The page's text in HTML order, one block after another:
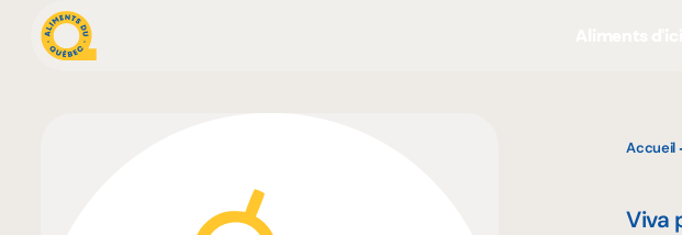
Accueil
Viva